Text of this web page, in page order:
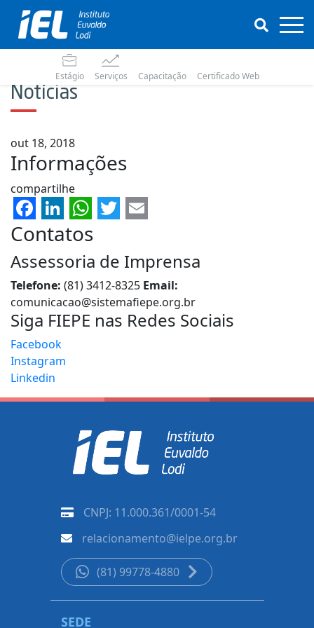
Estágio Serviços Capacitação Certificado Web
Notícias
out 18, 2018
Informações
compartilhe
Facebook
LinkedIn
WhatsApp
Twitter
Contatos
Assessoria de Imprensa
Telefone: (81) 3412-8325 Email:
comunicacao@sistemafiepe.org.br
Siga FIEPE nas Redes Sociais
Facebook
Instagram
Linkedin
CNPJ: 11.000.361/0001-54
relacionamento@ielpe.org.br
(81) 99778-4880
SEDE